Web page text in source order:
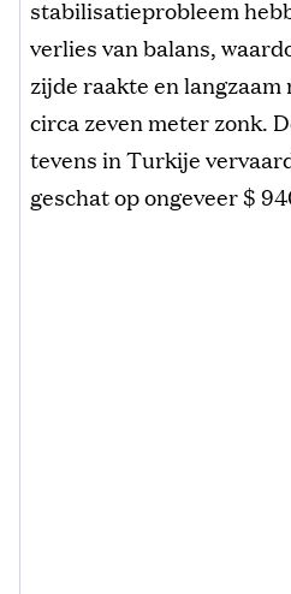
stabilisatieprobleem
verlies van balans,
zijde raakte en langzaam
circa zeven meter zonk.
tevens in Turkije
geschat op ongeveer $